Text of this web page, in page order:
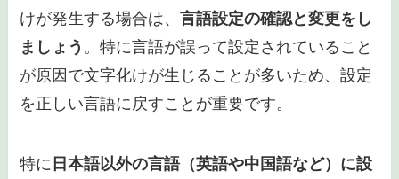
けが発生する場合は、言語設定の確認と変更をし
ましょう 。特に言語が誤って設定されていること
が原因で文字化けが生じることが多いため、設定
を正しい言語に戻すことが重要です。
特に 日本語以外の言語（英語や中国語など）に設